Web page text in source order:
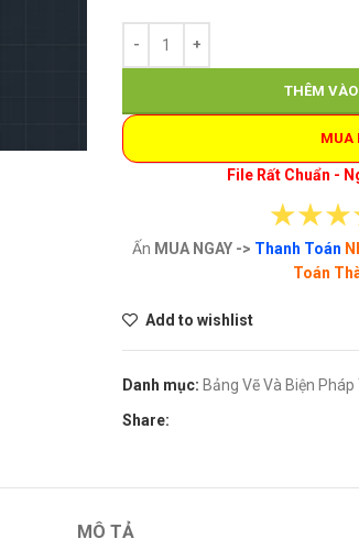
THÊM
MUA
File Rất Chuẩn -
Ấn MUA NGAY -> Thanh Toán
Toán
Add to wishlist
Danh mục: Bảng Vẽ Và Biện Pháp
Share:
MÔ TẢ